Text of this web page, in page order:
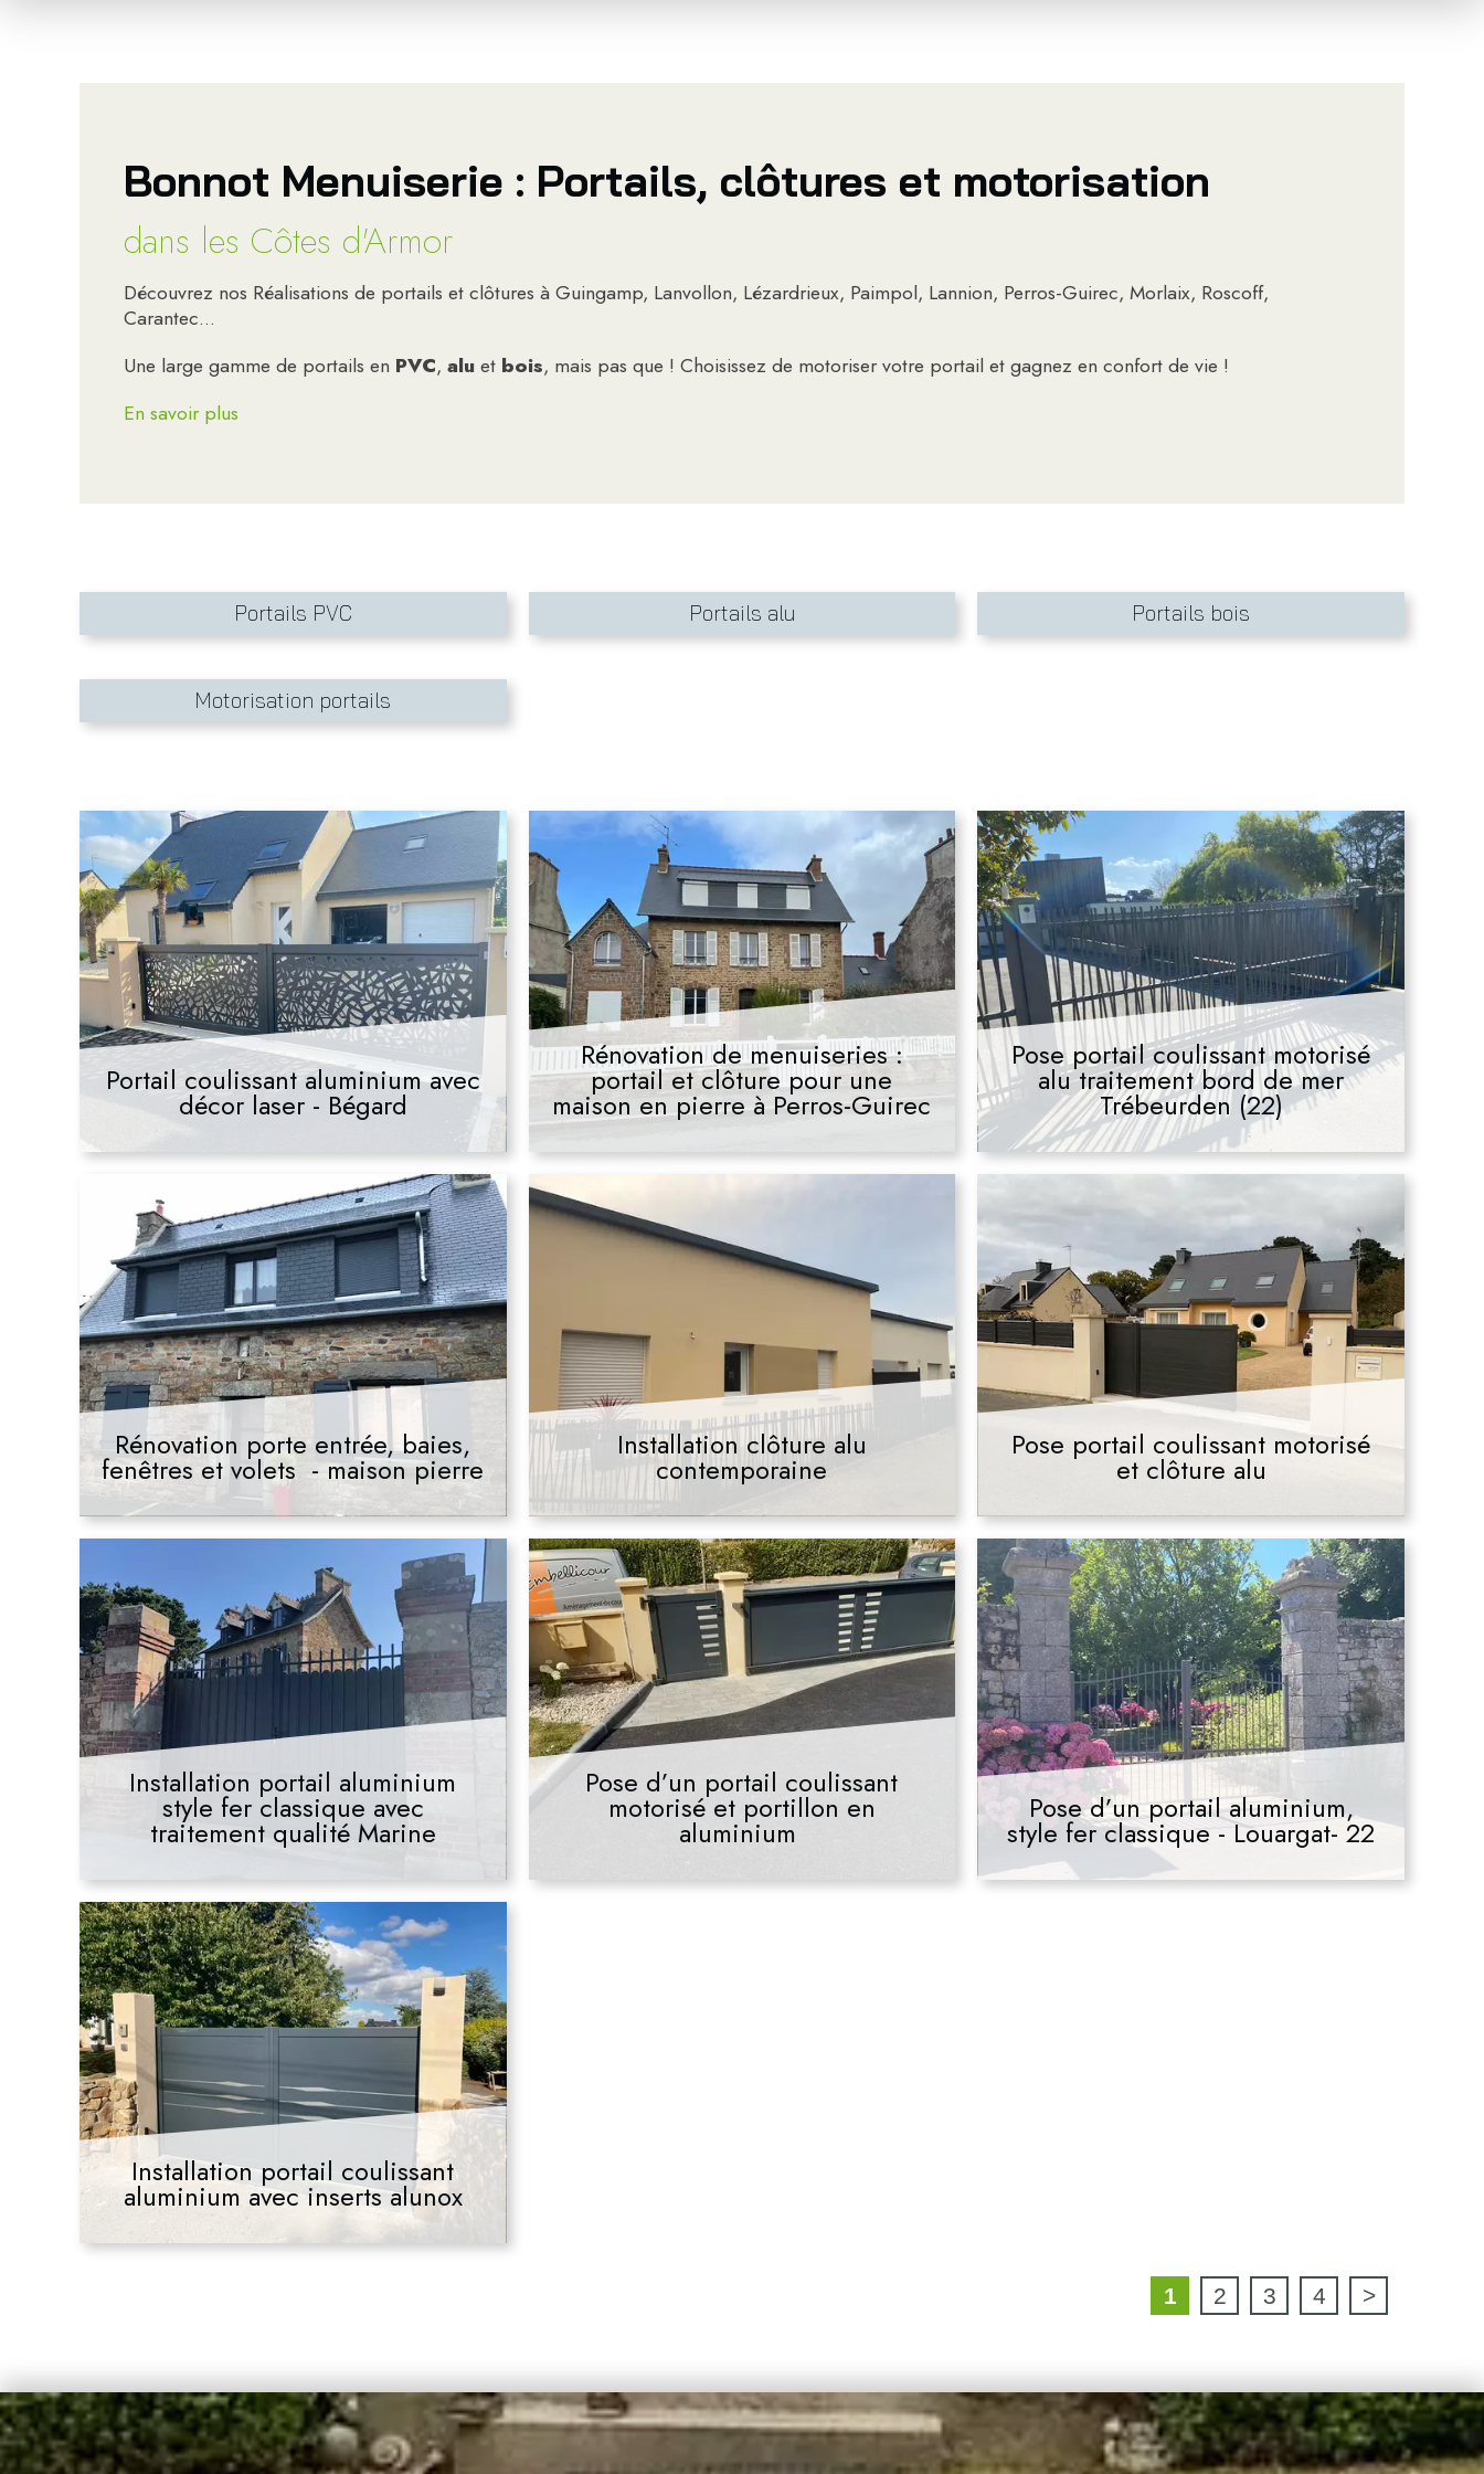
Bonnot Menuiserie : Portails, clôtures et motorisation
dans les Côtes d'Armor
Découvrez nos Réalisations de portails et clôtures à Guingamp, Lanvollon, Lézardrieux, Paimpol, Lannion, Perros-Guirec, Morlaix, Roscoff,
Carantec...
Une large gamme de portails en PVC, aluet bois, mais pas que ! Choisissez de motoriser votre portail et gagnez en confort de vie !
En savoir plus
Portails PVC Portails alu Portails bois
Motorisation portails
Portail coulissant aluminium avec
décor laser - Bégard
Rénovation de menuiseries :
portail et clôture pour une
maison en pierre à Perros-Guirec
Pose portail coulissant motorisé
alu traitement bord de mer
Trébeurden (22)
Rénovation porte entrée, baies,
fenêtres et volets - maison pierre
Installation clôture alu
contemporaine
Pose portail coulissant motorisé
et clôture alu
Installation portail aluminium
style fer classique avec
traitement qualité Marine
Pose d’un portail coulissant
motorisé et portillon en
aluminium
Pose d’un portail aluminium,
style fer classique - Louargat- 22
Installation portail coulissant
aluminium avec inserts alunox
1 2 3 4 >